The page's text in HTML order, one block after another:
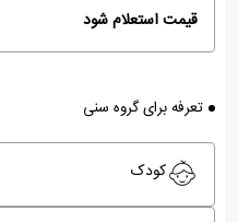
قیمت استعلام شود
تعرفه برای گروه سنی
کودک